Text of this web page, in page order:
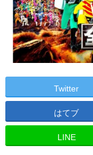
Twitter
はてブ
LINE